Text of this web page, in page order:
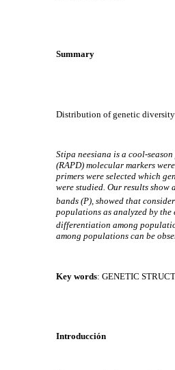
Summary
Distribution of genetic
Stipa neesiana is a cool-
(RAPD) molecular markers
primers were selected which
were studied. Our results show
bands (P), showed that
populations as analyzed by
differentiation among
among populations can be
Key words: GENETIC
Introducción